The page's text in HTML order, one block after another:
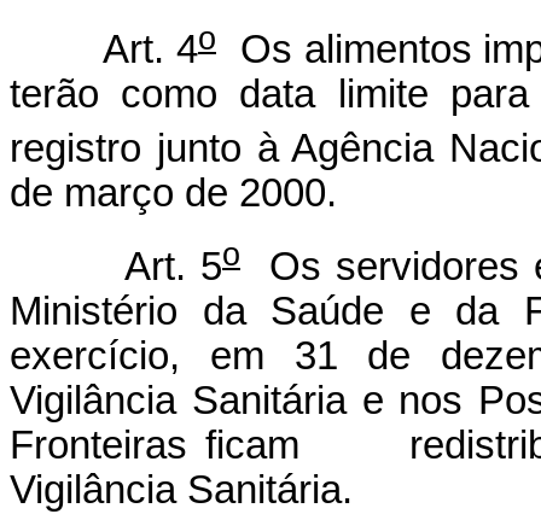
Art. 4oOs alimentos
terão como data limite
registro junto à Agência
de março de 2000.
Art. 5o
Os servidores
Ministério da Saúde e da
exercício, em 31 de
Vigilância Sanitária e nos
Fronteiras ficam
Vigilância Sanitária.